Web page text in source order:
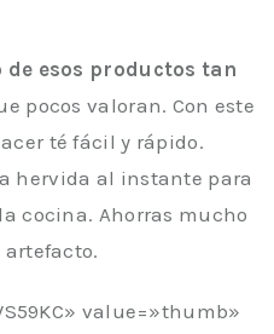
esos productos tan
pocos valoran. Con este
té fácil y rápido.
hervida al instante para
cocina. Ahorras mucho
artefacto.
value=»thumb»